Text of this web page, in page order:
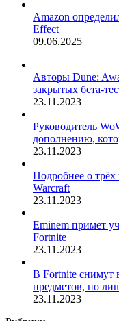
Amazon
Effect
09.06.2025
Авторы Dune:
закрытых бета-
23.11.2023
Руководитель
дополнению,
23.11.2023
Подробнее о
Warcraft
23.11.2023
Eminem примет
Fortnite
23.11.2023
В Fortnite снимут
предметов, но
23.11.2023